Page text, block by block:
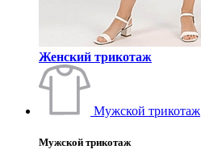
Женский трикотаж
Мужской трикотаж
Мужской трикотаж